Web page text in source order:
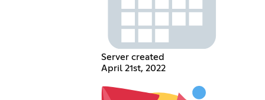
Server created
April 21st, 2022